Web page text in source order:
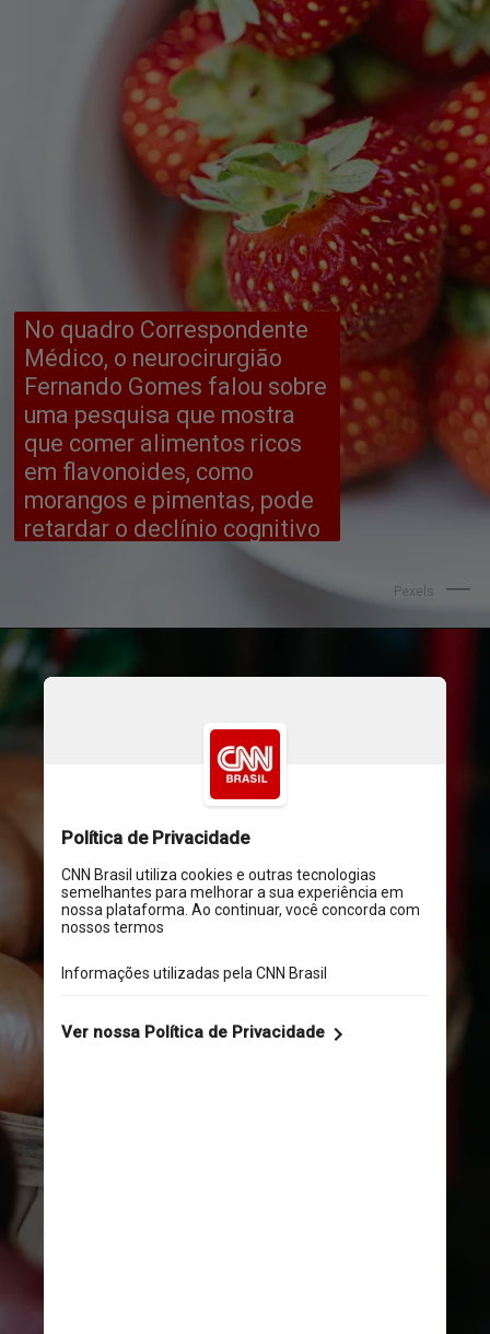
No quadro Correspondente
Médico, o neurocirurgião
Fernando Gomes falou sobre
uma pesquisa que mostra
que comer alimentos ricos
em flavonoides, como
morangos e pimentas, pode
retardar o declínio cognitivo
Pexels